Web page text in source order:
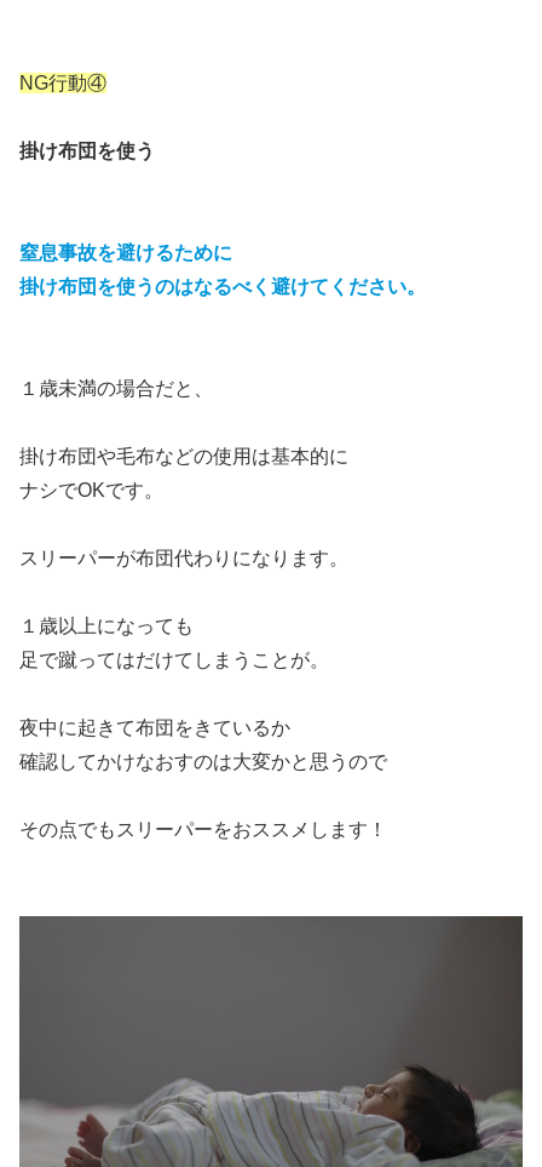
NG行動④
掛け布団を使う
窒息事故を避けるために
掛け布団を使うのはなるべく避けてください。
１歳未満の場合だと、
掛け布団や毛布などの使用は基本的に
ナシでOKです。
スリーパーが布団代わりになります。
１歳以上になっても
足で蹴ってはだけてしまうことが。
夜中に起きて布団をきているか
確認してかけなおすのは大変かと思うので
その点でもスリーパーをおススメします！